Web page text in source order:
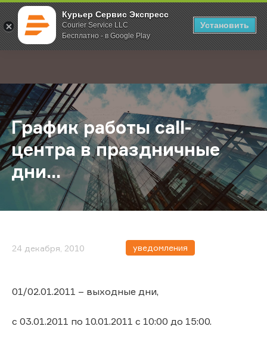
Курьер Сервис Экспресс
Courier Service LLC
Бесплатно - в Google Play
Установить
; Главная О компании Новости График работы call-центра в
График работы call-
центра в праздничные
дни...
24 декабря, 2010 уведомления
01/02.01.2011 – выходные дни,
с 03.01.2011 по 10.01.2011 с 10:00 до 15:00.